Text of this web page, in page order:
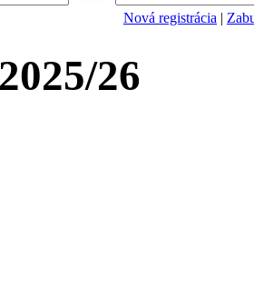
Nová registrácia |
26